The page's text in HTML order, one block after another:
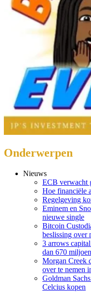
Onderwerpen
Nieuws
ECB verwacht
Hoe financiële
Regelgeving
Eminem en
nieuwe single
Bitcoin
beslissing over
3 arrows
dan 670 miljoen
Morgan Creek
over te nemen
Goldman
Celcius kopen